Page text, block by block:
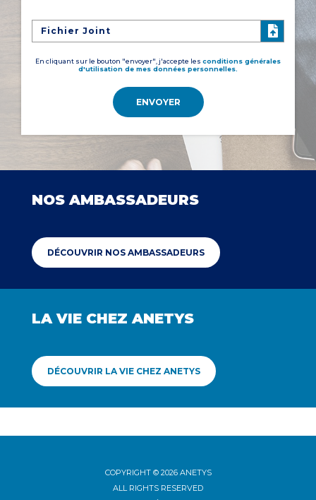
Fichier Joint
En cliquant sur le bouton "envoyer", j'accepte les conditions générales
d'utilisation de mes données personnelles.
ENVOYER
NOS AMBASSADEURS
DÉCOUVRIR NOS AMBASSADEURS
LA VIE CHEZ ANETYS
DÉCOUVRIR LA VIE CHEZ ANETYS
COPYRIGHT © 2026 ANETYS
ALL RIGHTS RESERVED